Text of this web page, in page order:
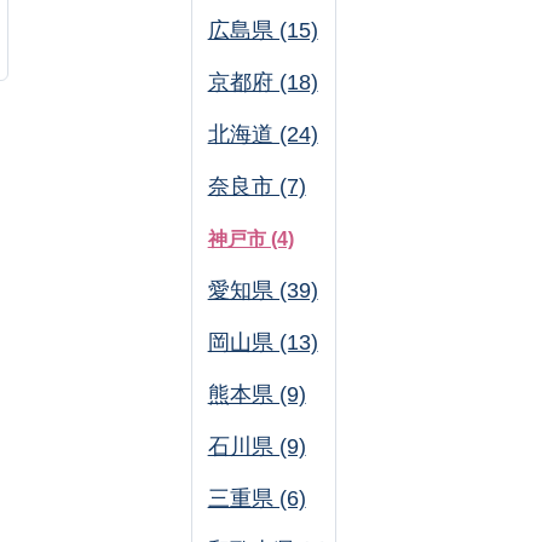
広島県 (15)
京都府 (18)
北海道 (24)
奈良市 (7)
神戸市 (4)
愛知県 (39)
岡山県 (13)
熊本県 (9)
石川県 (9)
三重県 (6)